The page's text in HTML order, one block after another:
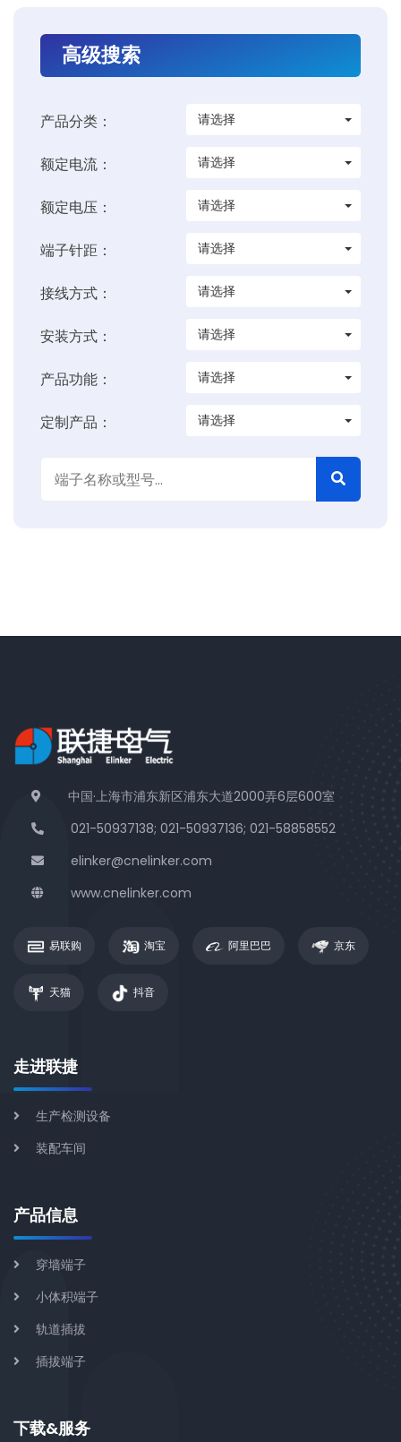
高级搜索
产品分类： 请选择
额定电流： 请选择
额定电压： 请选择
端子针距： 请选择
接线方式： 请选择
安装方式： 请选择
产品功能： 请选择
定制产品： 请选择
中国·上海市浦东新区浦东大道2000弄6层600室
021-50937138; 021-50937136; 021-58858552
elinker@cnelinker.com
www.cnelinker.com
易联购 淘宝 阿里巴巴 京东
天猫 抖音
走进联捷
生产检测设备
装配车间
产品信息
穿墙端子
小体积端子
轨道插拔
插拔端子
下载&服务